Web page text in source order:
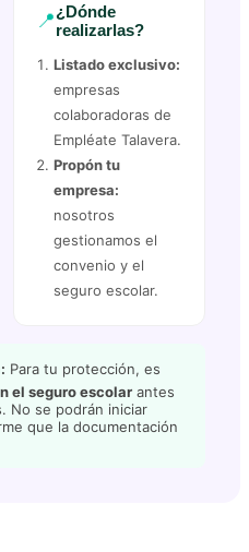
📍¿Dónde
realizarlas?
Listado exclusivo:
empresas
colaboradoras de
Empléate Talavera.
Propón tu
empresa:
nosotros
gestionamos el
convenio y el
seguro escolar.
Para tu protección, es
el seguro escolar antes
No se podrán iniciar
que la documentación